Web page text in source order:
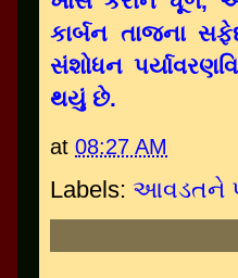
કાર્બન તાજના
સંશોધન
થયું છે.
at 08:27 AM
Labels: આવડતને